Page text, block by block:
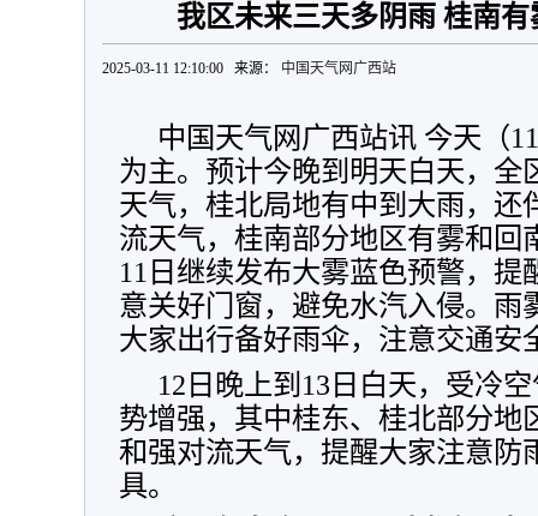
我区未来三天多阴雨 桂南
2025-03-11 12:10:00 来源： 中国天气网广西站
中国天气网广西站讯 今天（
为主。预计今晚到明天白天，全
天气，桂北局地有中到大雨，还
流天气，桂南部分地区有雾和回
11日继续发布大雾蓝色预警，
意关好门窗，避免水汽入侵。雨
大家出行备好雨伞，注意交通安
12日晚上到13日白天，受冷
势增强，其中桂东、桂北部分地
和强对流天气，提醒大家注意防
具。